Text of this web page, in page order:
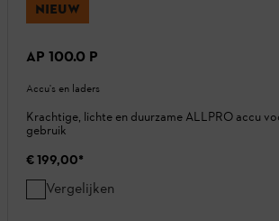
NIEUW
AP 100.0 P
Accu's en laders
Krachtige, lichte en duurzame ALLPRO accu
gebruik
€ 199,00*
Vergelijken